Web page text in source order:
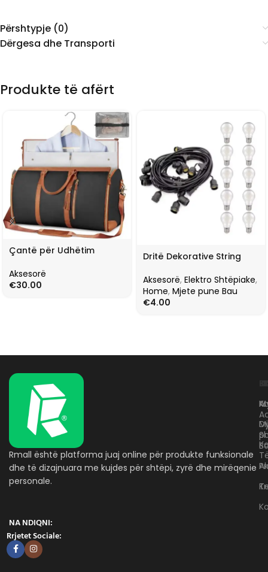
Përshtypje (0)
Dërgesa dhe Transporti
Produkte të afërt
Çantë për Udhëtim
Aksesorë
€30.00
Dritë Dekorative String
Aksesorë, Elektro Shtëpiake,
Home, Mjete pune Bau
€4.00
Rmall është platforma juaj online për produkte funksionale
dhe të dizajnuara me kujdes për shtëpi, zyrë dhe mirëqenie
personale.
NA NDIQNI:
Rrjetet Sociale: